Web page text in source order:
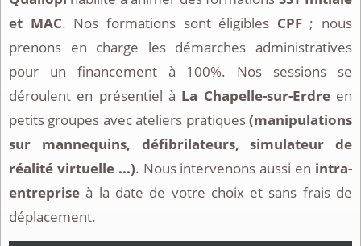
et MAC. Nos formations sont éligibles CPF; nous
prenons en charge les démarches administratives
pour un financement à 100%. Nos sessions se
déroulent en présentiel à La Chapelle-sur-Erdreen
petits groupes avec ateliers pratiques(manipulations
sur mannequins, défibrilateurs, simulateur de
réalité virtuelle ...). Nous intervenons aussi en intra-
entreprise à la date de votre choix et sans frais de
déplacement.